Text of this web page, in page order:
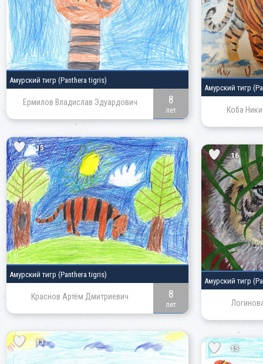
Амурский тигр (Panthera tigris)
Ермилов Владислав Эдуардович 8
лет
Амурский тигр
Коба
15
Амурский тигр (Panthera tigris)
Краснов Артём Дмитриевич 8
лет
16
Амурский тигр
13
15